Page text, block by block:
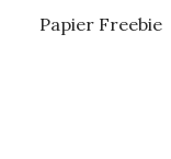
Papier Freebie